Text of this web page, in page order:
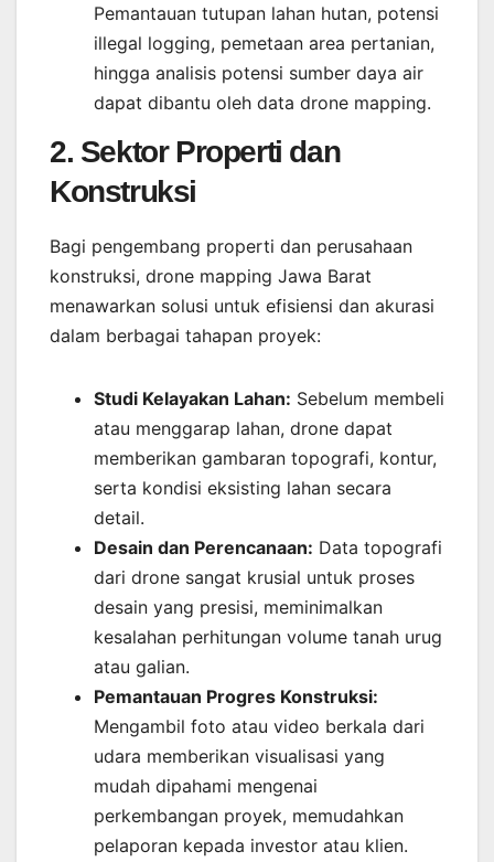
Pemantauan tutupan lahan hutan, potensi
illegal logging, pemetaan area pertanian,
hingga analisis potensi sumber daya air
dapat dibantu oleh data drone mapping.
2. Sektor Properti dan
Konstruksi
Bagi pengembang properti dan perusahaan
konstruksi, drone mapping Jawa Barat
menawarkan solusi untuk efisiensi dan akurasi
dalam berbagai tahapan proyek:
Studi Kelayakan Lahan: Sebelum membeli
atau menggarap lahan, drone dapat
memberikan gambaran topografi, kontur,
serta kondisi eksisting lahan secara
detail.
Desain dan Perencanaan: Data topografi
dari drone sangat krusial untuk proses
desain yang presisi, meminimalkan
kesalahan perhitungan volume tanah urug
atau galian.
Pemantauan Progres Konstruksi:
Mengambil foto atau video berkala dari
udara memberikan visualisasi yang
mudah dipahami mengenai
perkembangan proyek, memudahkan
pelaporan kepada investor atau klien.